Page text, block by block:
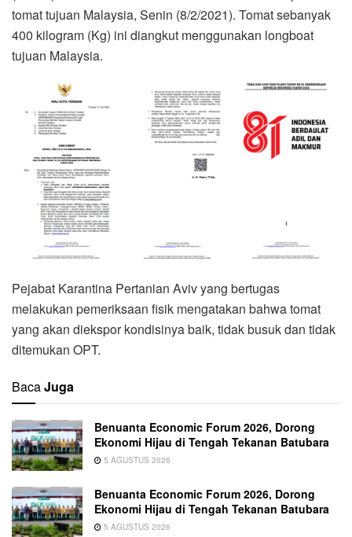
tomat tujuan Malaysia, Senin (8/2/2021). Tomat sebanyak
400 kilogram (Kg) ini diangkut menggunakan longboat
tujuan Malaysia.
Pejabat Karantina Pertanian Aviv yang bertugas
melakukan pemeriksaan fisik mengatakan bahwa tomat
yang akan diekspor kondisinya baik, tidak busuk dan tidak
ditemukan OPT.
BacaJuga
Benuanta Economic Forum 2026, Dorong
Ekonomi Hijau di Tengah Tekanan Batubara
5 AGUSTUS 2026
Benuanta Economic Forum 2026, Dorong
Ekonomi Hijau di Tengah Tekanan Batubara
5 AGUSTUS 2026